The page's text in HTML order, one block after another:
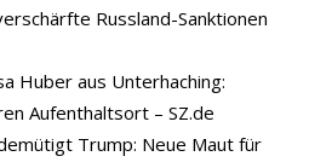
Russland-Sanktionen
Huber aus Unterhaching:
Aufenthaltsort – SZ.de
Trump: Neue Maut für